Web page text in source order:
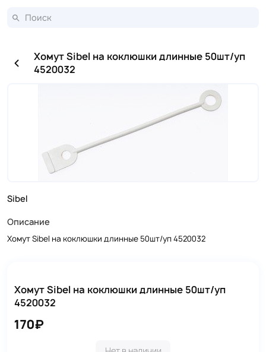
Хомут Sibel на коклюшки длинные 50шт/уп
4520032
Sibel
Описание
Хомут Sibel на коклюшки длинные 50шт/уп 4520032
Хомут Sibel на коклюшки длинные 50шт/уп
4520032
170₽